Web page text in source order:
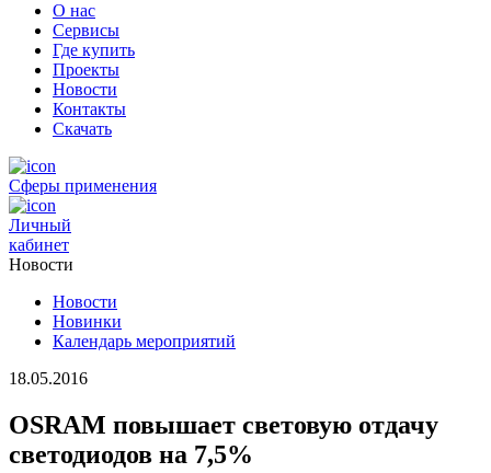
О нас
Сервисы
Где купить
Проекты
Новости
Контакты
Скачать
Сферы применения
Личный
кабинет
Новости
Новости
Новинки
Календарь мероприятий
18.05.2016
OSRAM повышает световую отдачу
светодиодов на 7,5%